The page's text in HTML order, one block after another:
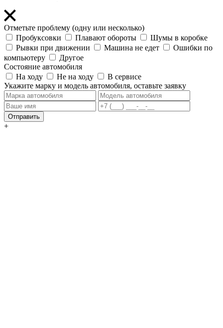
Отметьте проблему (одну или несколько)
Пробуксовки
Плавают обороты
Шумы в коробке
Рывки при движении
Машина не едет
Ошибки по
компьютеру
Другое
Состояние автомобиля
На ходу
Не на ходу
В сервисе
Укажите марку и модель автомобиля, оставьте заявку
Отправить
+